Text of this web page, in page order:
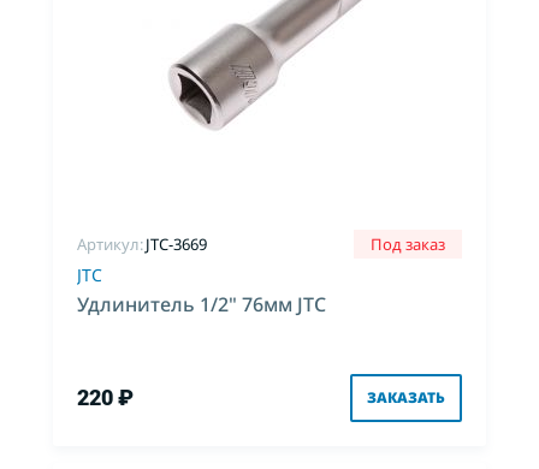
Артикул:JTC-3669 Под заказ
JTC
Удлинитель 1/2" 76мм JTC
220 ₽ ЗАКАЗАТЬ